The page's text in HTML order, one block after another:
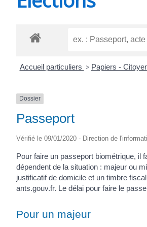
Accueil particuliers > Papiers -
Dossier
Passeport
Vérifié le 09/01/2020 - Direction de
Pour faire un passeport biométrique, il
dépendent de la situation : majeur ou
justificatif de domicile et un timbre
ants.gouv.fr. Le délai pour faire le
Pour un majeur